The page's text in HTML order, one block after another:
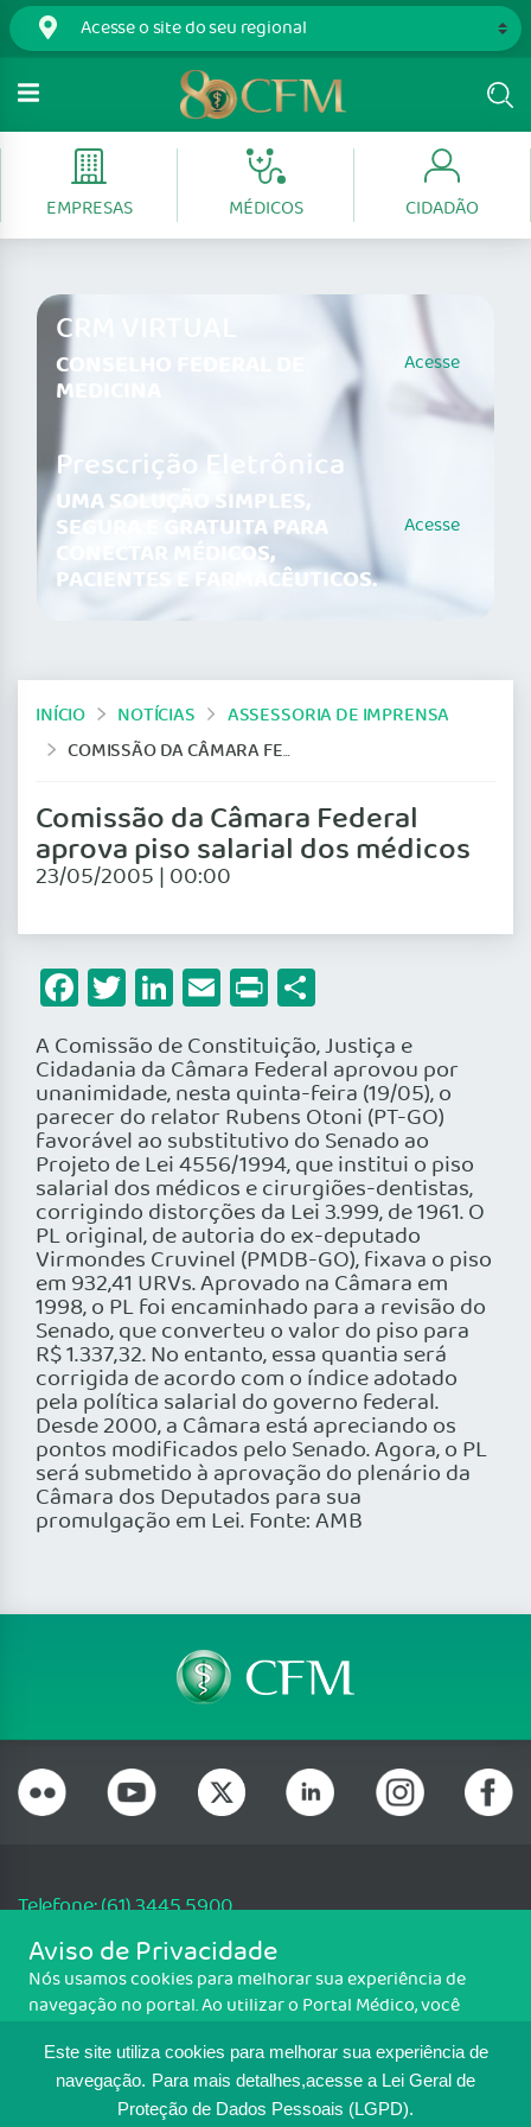
Este site utiliza cookies para melhorar sua experiência de
navegação. Para mais detalhes,acesse a Lei Geral de
Proteção de Dados Pessoais (LGPD).
EMPRESAS MÉDICOS CIDADÃO
CRM VIRTUAL
CONSELHO FEDERAL DE
MEDICINA
Acesse
Prescrição Eletrônica
UMA SOLUÇÃO SIMPLES,
SEGURA E GRATUITA PARA
CONECTAR MÉDICOS,
PACIENTES E FARMACÊUTICOS.
Acesse
INÍCIO NOTÍCIAS
ASSESSORIA DE IMPRENSA
COMISSÃO DA CÂMARA FEDERAL APROVA PISO SALARIAL DOS MÉDICOS
Comissão da Câmara Federal
aprova piso salarial dos médicos
23/05/2005 | 00:00
Facebook
Twitter
LinkedIn
Email
Print
A Comissão de Constituição, Justiça e
Cidadania da Câmara Federal aprovou por
unanimidade, nesta quinta-feira (19/05), o
parecer do relator Rubens Otoni (PT-GO)
favorável ao substitutivo do Senado ao
Projeto de Lei 4556/1994, que institui o piso
salarial dos médicos e cirurgiões-dentistas,
corrigindo distorções da Lei 3.999, de 1961. O
PL original, de autoria do ex-deputado
Virmondes Cruvinel (PMDB-GO), fixava o piso
em 932,41 URVs. Aprovado na Câmara em
1998, o PL foi encaminhado para a revisão do
Senado, que converteu o valor do piso para
R$ 1.337,32. No entanto, essa quantia será
corrigida de acordo com o índice adotado
pela política salarial do governo federal.
Desde 2000, a Câmara está apreciando os
pontos modificados pelo Senado. Agora, o PL
será submetido à aprovação do plenário da
Câmara dos Deputados para sua
promulgação em Lei. Fonte: AMB
Telefone: (61) 3445 5900
Email: cfm@portalmedico.org.br
SGAS 616, Conjunto D, Lote 115, L2 Sul, Brasília/DF - CEP: 70200-760 -
CNPJ: 33.583.550/0001-30
MAPA DO SITE
Aviso de Privacidade
Nós usamos cookies para melhorar sua experiência de
navegação no portal. Ao utilizar o Portal Médico, você
Para ter mais informações sobre como isso é feito, acesse
Política de cookies. Se você concorda, clique em ACEITO.